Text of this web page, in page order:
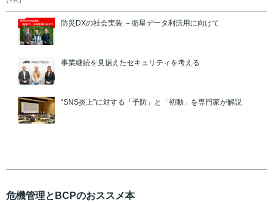
防災DXの社会実装 －衛星データ利活用に向けて
事業継続を見据えたセキュリティを考える
“SNS炎上”に対する「予防」と「初動」を専門家が解説
危機管理とBCPのおススメ本